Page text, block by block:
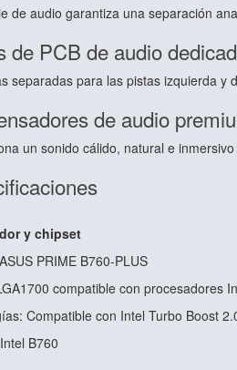
de audio garantiza una separación
de PCB de audio
separadas para las pistas izquierda
de audio
un sonido cálido, natural e
y chipset
PRIME B760-PLUS
compatible con procesadores
Compatible con Intel Turbo Boost
B760